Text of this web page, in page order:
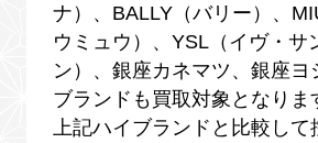
ナ）、BALLY（バリー）、
ウミュウ）、YSL（イヴ・サ
ン）、銀座カネマツ、銀座ヨ
ブランドも買取対象となりま
上記ハイブランドと比較し